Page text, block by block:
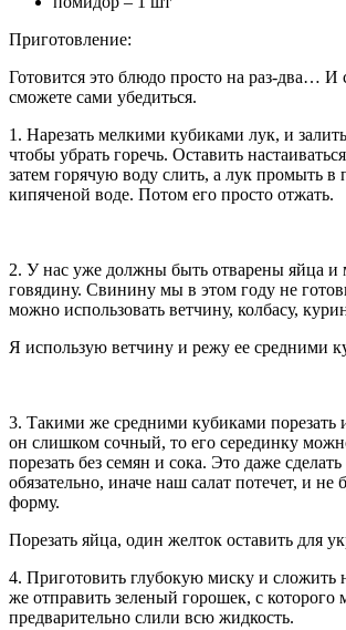
Приготовление:
Готовится это блюдо просто на раз-два… И
сможете сами убедиться.
1. Нарезать мелкими кубиками лук, и
чтобы убрать горечь. Оставить
затем горячую воду слить, а лук промыть в
кипяченой воде. Потом его просто отжать.
2. У нас уже должны быть отварены яйца и
говядину. Свинину мы в этом году не
можно использовать ветчину, колбасу,
Я использую ветчину и режу ее средними
3. Такими же средними кубиками порезать
он слишком сочный, то его серединку
порезать без семян и сока. Это даже сделать
обязательно, иначе наш салат потечет, и не
форму.
Порезать яйца, один желток оставить для
4. Приготовить глубокую миску и сложить
же отправить зеленый горошек, с которого
предварительно слили всю жидкость.